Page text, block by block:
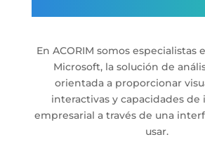
En ACORIM somos especialistas
Microsoft, la solución de
orientada a proporcionar
interactivas y capacidades
empresarial a través de una
usar.